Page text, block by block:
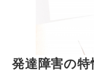
発達障害の